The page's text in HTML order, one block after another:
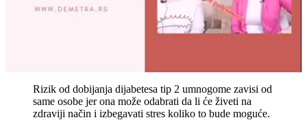
Rizik od dobijanja dijabetesa tip 2 umnogome zavisi od
same osobe jer ona može odabrati da li će živeti na
zdraviji način i izbegavati stres koliko to bude moguće.